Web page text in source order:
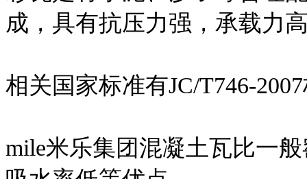
成，具有抗压力强，承载力
相关国家标准有JC/T746-
mile米乐集团混凝土瓦比一